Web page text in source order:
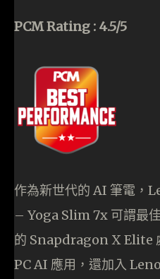
PCM Rating : 4.5/5
作為新世代的 AI 筆電，
– Yoga Slim 7x 可謂最
的 Snapdragon X Elite
PC AI 應用，還加入